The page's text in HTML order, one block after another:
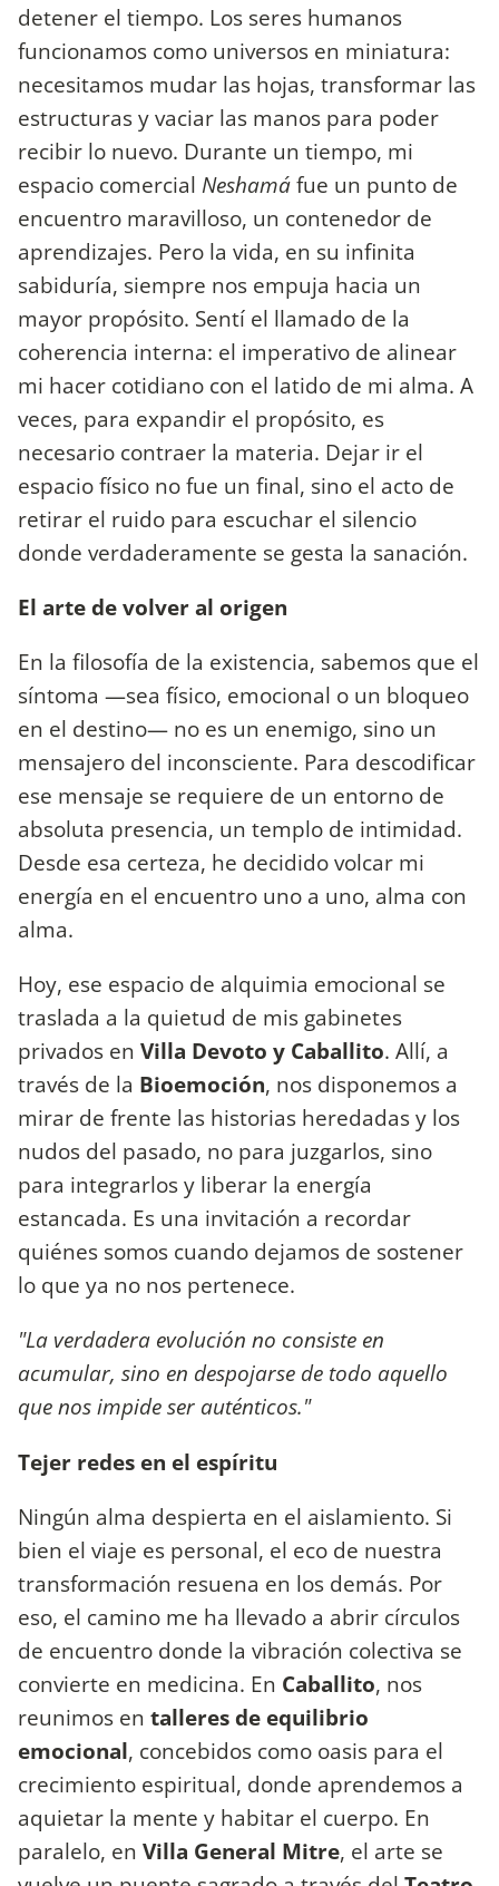
detener el tiempo. Los seres humanos
funcionamos como universos en miniatura:
necesitamos mudar las hojas, transformar las
estructuras y vaciar las manos para poder
recibir lo nuevo. Durante un tiempo, mi
espacio comercial Neshamáfue un punto de
encuentro maravilloso, un contenedor de
aprendizajes. Pero la vida, en su infinita
sabiduría, siempre nos empuja hacia un
mayor propósito. Sentí el llamado de la
coherencia interna: el imperativo de alinear
mi hacer cotidiano con el latido de mi alma. A
veces, para expandir el propósito, es
necesario contraer la materia. Dejar ir el
espacio físico no fue un final, sino el acto de
retirar el ruido para escuchar el silencio
donde verdaderamente se gesta la sanación.
El arte de volver al origen
En la filosofía de la existencia, sabemos que el
síntoma —sea físico, emocional o un bloqueo
en el destino— no es un enemigo, sino un
mensajero del inconsciente. Para descodificar
ese mensaje se requiere de un entorno de
absoluta presencia, un templo de intimidad.
Desde esa certeza, he decidido volcar mi
energía en el encuentro uno a uno, alma con
alma.
Hoy, ese espacio de alquimia emocional se
traslada a la quietud de mis gabinetes
privados en Villa Devoto y Caballito. Allí, a
través de la Bioemoción, nos disponemos a
mirar de frente las historias heredadas y los
nudos del pasado, no para juzgarlos, sino
para integrarlos y liberar la energía
estancada. Es una invitación a recordar
quiénes somos cuando dejamos de sostener
lo que ya no nos pertenece.
"La verdadera evolución no consiste en
acumular, sino en despojarse de todo aquello
que nos impide ser auténticos."
Tejer redes en el espíritu
Ningún alma despierta en el aislamiento. Si
bien el viaje es personal, el eco de nuestra
transformación resuena en los demás. Por
eso, el camino me ha llevado a abrir círculos
de encuentro donde la vibración colectiva se
convierte en medicina. En Caballito, nos
reunimos en talleres de equilibrio
emocional, concebidos como oasis para el
crecimiento espiritual, donde aprendemos a
aquietar la mente y habitar el cuerpo. En
paralelo, en Villa General Mitre, el arte se